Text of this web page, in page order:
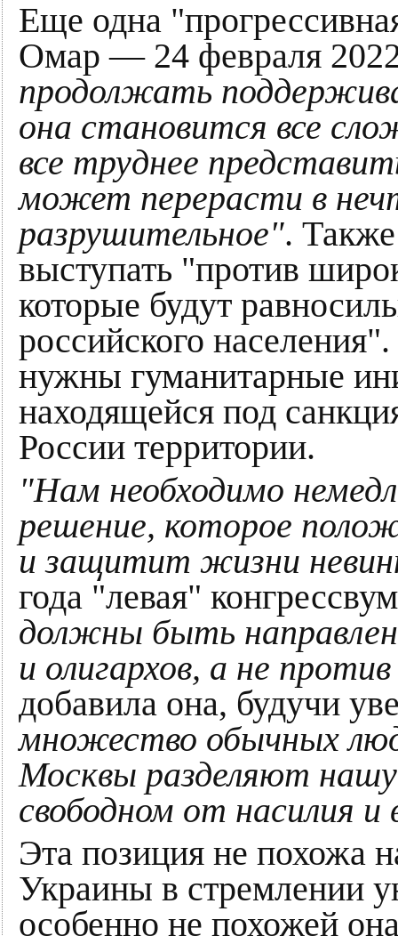
Еще одна
Омар — 24 февраля
продолжать
она становится все
все труднее
может перерасти в
разрушительное".
выступать "против
которые будут
российского
нужны гуманитарные
находящейся под
России территории.
"Нам необходимо
решение, которое
и защитит жизни
года "левая"
должны быть
и олигархов, а не
добавила она, будучи
множество обычных
Москвы разделяют
свободном от насилия и
Эта позиция не похожа
Украины в стремлении
особенно не похожей